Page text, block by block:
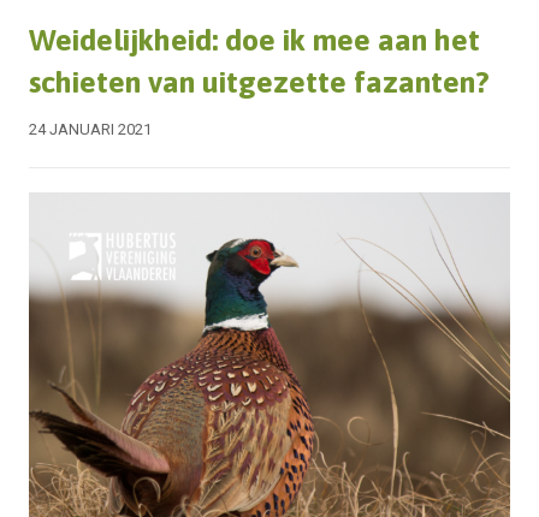
Weidelijkheid: doe ik mee aan het
schieten van uitgezette fazanten?
24 JANUARI 2021